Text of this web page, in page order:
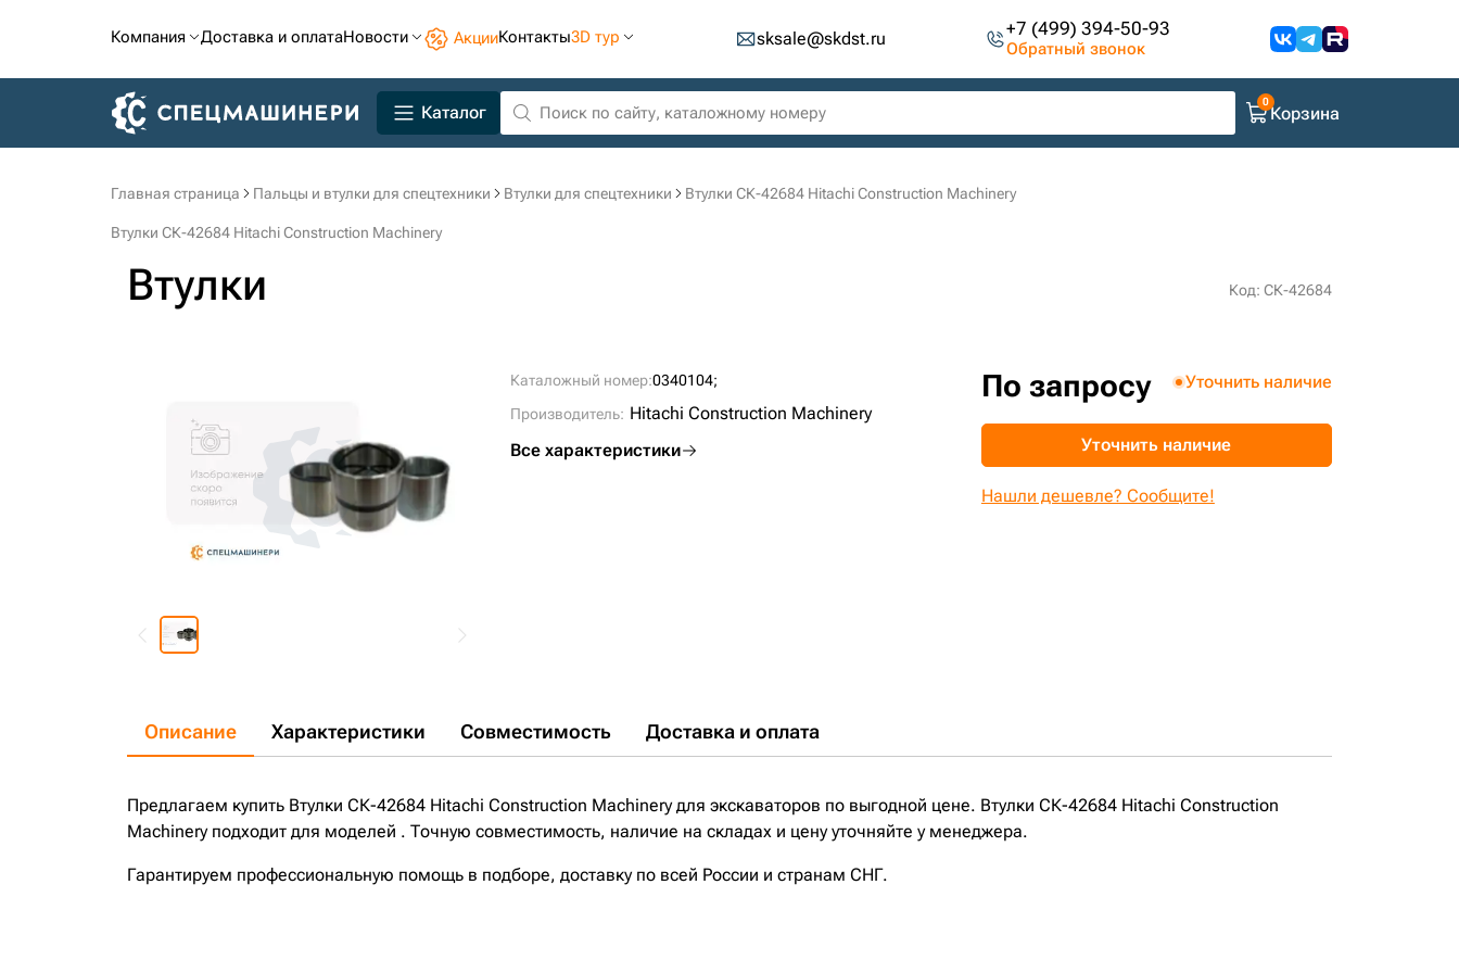
Компания Доставка и оплатаНовости АкцииКонтакты3D тур sksale@skdst.ru +7 (499) 394-50-93
Обратный звонок
Каталог Корзина
Главная страница Пальцы и втулки для спецтехники Втулки для спецтехники Втулки СК-42684 Hitachi Construction Machinery
Втулки СК-42684 Hitachi Construction Machinery
Втулки Код: СК-42684
Каталожный номер:0340104;
Производитель: Hitachi Construction Machinery
Все характеристики
По запросу Уточнить наличие
Уточнить наличие
Нашли дешевле? Сообщите!
Описание Характеристики Совместимость Доставка и оплата
Предлагаем купить Втулки СК-42684 Hitachi Construction Machinery для экскаваторов по выгодной цене. Втулки СК-42684 Hitachi Construction
Machinery подходит для моделей . Точную совместимость, наличие на складах и цену уточняйте у менеджера.
Гарантируем профессиональную помощь в подборе, доставку по всей России и странам СНГ.